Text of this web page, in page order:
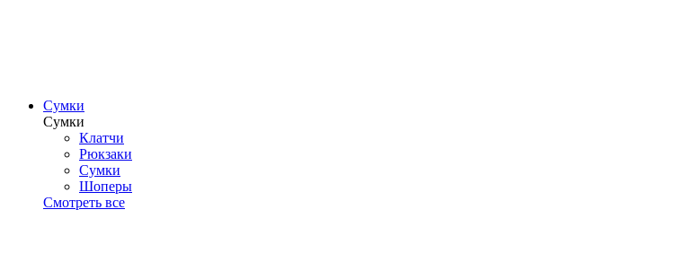
Сумки
Сумки
Клатчи
Рюкзаки
Сумки
Шоперы
Смотреть все